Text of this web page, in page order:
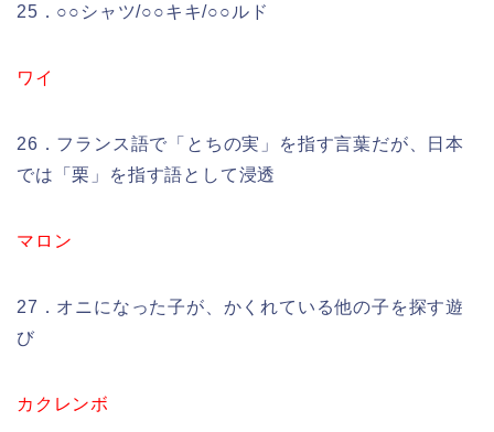
25．○○シャツ/○○キキ/○○ルド
ワイ
26．フランス語で「とちの実」を指す言葉だが、日本
では「栗」を指す語として浸透
マロン
27．オニになった子が、かくれている他の子を探す遊
び
カクレンボ